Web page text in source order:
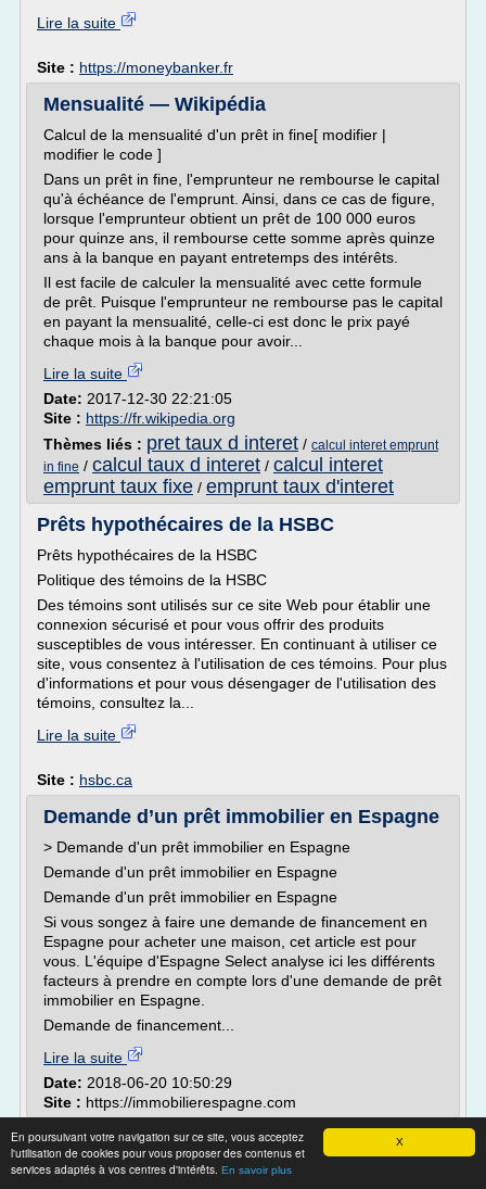
X
En poursuivant votre navigation sur ce site, vous acceptez
l'utilisation de cookies pour vous proposer des contenus et
services adaptés à vos centres d'intérêts. En savoir plus
Lire la suite
Site : https://moneybanker.fr
Mensualité — Wikipédia
Calcul de la mensualité d'un prêt in fine[ modifier |
modifier le code ]
Dans un prêt in fine, l'emprunteur ne rembourse le capital
qu'à échéance de l'emprunt. Ainsi, dans ce cas de figure,
lorsque l'emprunteur obtient un prêt de 100 000 euros
pour quinze ans, il rembourse cette somme après quinze
ans à la banque en payant entretemps des intérêts.
Il est facile de calculer la mensualité avec cette formule
de prêt. Puisque l'emprunteur ne rembourse pas le capital
en payant la mensualité, celle-ci est donc le prix payé
chaque mois à la banque pour avoir...
Lire la suite
Date: 2017-12-30 22:21:05
Site : https://fr.wikipedia.org
Thèmes liés : pret taux d interet / calcul interet emprunt
in fine / calcul taux d interet / calcul interet
emprunt taux fixe / emprunt taux d'interet
Prêts hypothécaires de la HSBC
Prêts hypothécaires de la HSBC
Politique des témoins de la HSBC
Des témoins sont utilisés sur ce site Web pour établir une
connexion sécurisé et pour vous offrir des produits
susceptibles de vous intéresser. En continuant à utiliser ce
site, vous consentez à l'utilisation de ces témoins. Pour plus
d'informations et pour vous désengager de l'utilisation des
témoins, consultez la...
Lire la suite
Site : hsbc.ca
Demande d’un prêt immobilier en Espagne
> Demande d'un prêt immobilier en Espagne
Demande d'un prêt immobilier en Espagne
Demande d'un prêt immobilier en Espagne
Si vous songez à faire une demande de financement en
Espagne pour acheter une maison, cet article est pour
vous. L'équipe d'Espagne Select analyse ici les différents
facteurs à prendre en compte lors d'une demande de prêt
immobilier en Espagne.
Demande de financement...
Lire la suite
Date: 2018-06-20 10:50:29
Site : https://immobilierespagne.com
Comment calculer votre taux d’emprunt -
moneybanker.fr